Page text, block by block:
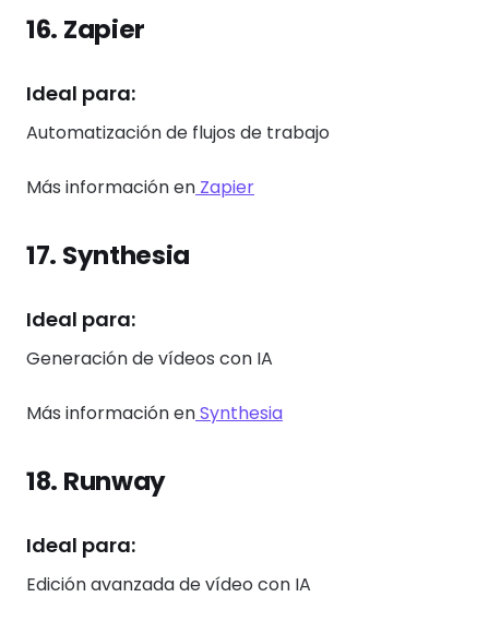
16. Zapier
Ideal para:
Automatización de flujos de trabajo
Más información en Zapier
17. Synthesia
Ideal para:
Generación de vídeos con IA
Más información enSynthesia
18. Runway
Ideal para:
Edición avanzada de vídeo con IA